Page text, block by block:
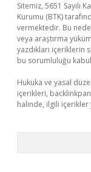
Sitemiz, 5651 Sayılı
Kurumu (BTK)
vermektedir. Bu
veya araştırma
yazdıkları içeriklerin
bu sorumluluğu
Hukuka ve yasal
içerikleri,
halinde, ilgili içerikler